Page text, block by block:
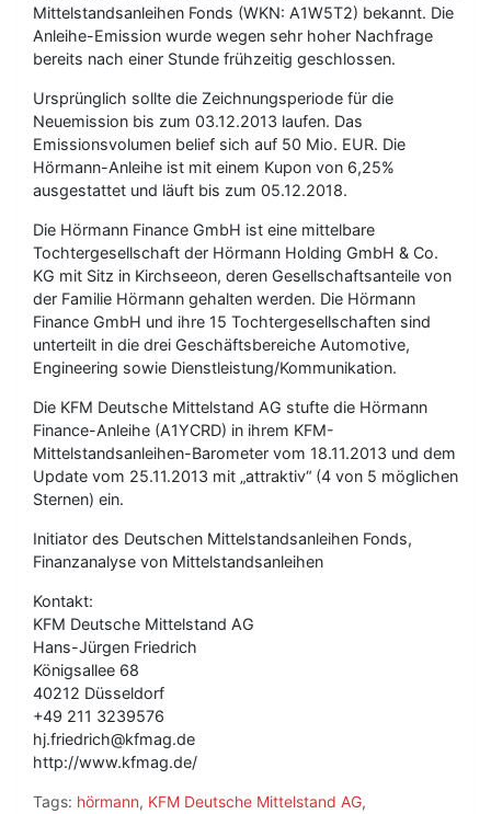
Mittelstandsanleihen Fonds (WKN: A1W5T2) bekannt. Die
Anleihe-Emission wurde wegen sehr hoher Nachfrage
bereits nach einer Stunde frühzeitig geschlossen.
Ursprünglich sollte die Zeichnungsperiode für die
Neuemission bis zum 03.12.2013 laufen. Das
Emissionsvolumen belief sich auf 50 Mio. EUR. Die
Hörmann-Anleihe ist mit einem Kupon von 6,25%
ausgestattet und läuft bis zum 05.12.2018.
Die Hörmann Finance GmbH ist eine mittelbare
Tochtergesellschaft der Hörmann Holding GmbH & Co.
KG mit Sitz in Kirchseeon, deren Gesellschaftsanteile von
der Familie Hörmann gehalten werden. Die Hörmann
Finance GmbH und ihre 15 Tochtergesellschaften sind
unterteilt in die drei Geschäftsbereiche Automotive,
Engineering sowie Dienstleistung/Kommunikation.
Die KFM Deutsche Mittelstand AG stufte die Hörmann
Finance-Anleihe (A1YCRD) in ihrem KFM-
Mittelstandsanleihen-Barometer vom 18.11.2013 und dem
Update vom 25.11.2013 mit „attraktiv“ (4 von 5 möglichen
Sternen) ein.
Initiator des Deutschen Mittelstandsanleihen Fonds,
Finanzanalyse von Mittelstandsanleihen
Kontakt:
KFM Deutsche Mittelstand AG
Hans-Jürgen Friedrich
Königsallee 68
40212 Düsseldorf
+49 211 3239576
hj.friedrich@kfmag.de
http://www.kfmag.de/
Tags: hörmann, KFM Deutsche Mittelstand AG,